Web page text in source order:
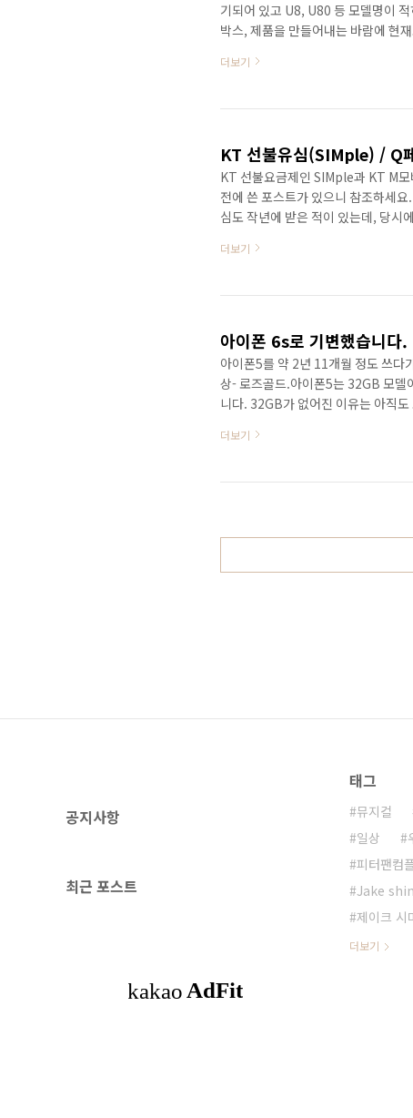
기되어 있고 U8, U80 등 모델명이
박스, 제품을 만들어내는 바람에 현
고 하네요. 이 제품은 U Watch가 아
시 그런 제품을 중고로운 평화나라
더보기
KT 선불유심(SIMple) / Q
KT 선불요금제인 SIMple과 KT M
전에 쓴 포스트가 있으니 참조하
심도 작년에 받은 적이 있는데, 당시
월 14일이고, 1주일만인 6월 21일에
서 통신사 직영점을 찾아갔습니다.
더보기
아이폰 6s로 기변했습니다.
아이폰5를 약 2년 11개월 정도 쓰다
상- 로즈골드.아이폰5는 32GB 모
니다. 32GB가 없어진 이유는 아직
이폰에서 쓰던 것이 외관만 좀 낡았
낀 것입니다.전면 액정 보호 필름 붙
더보기
공지사항
최근 포스트
태그
뮤지컬
일상
피터팬컴
Jake
제이크 시
더보기